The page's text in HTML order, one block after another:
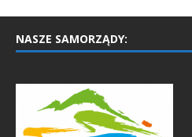
NASZE SAMORZĄDY: